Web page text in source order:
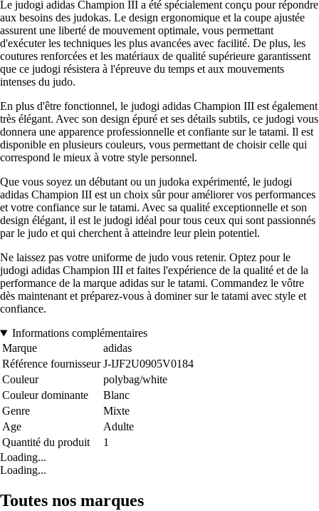
Le judogi adidas Champion III a été spécialement conçu pour répondre
aux besoins des judokas. Le design ergonomique et la coupe ajustée
assurent une liberté de mouvement optimale, vous permettant
d'exécuter les techniques les plus avancées avec facilité. De plus, les
coutures renforcées et les matériaux de qualité supérieure garantissent
que ce judogi résistera à l'épreuve du temps et aux mouvements
intenses du judo.
En plus d'être fonctionnel, le judogi adidas Champion III est également
très élégant. Avec son design épuré et ses détails subtils, ce judogi vous
donnera une apparence professionnelle et confiante sur le tatami. Il est
disponible en plusieurs couleurs, vous permettant de choisir celle qui
correspond le mieux à votre style personnel.
Que vous soyez un débutant ou un judoka expérimenté, le judogi
adidas Champion III est un choix sûr pour améliorer vos performances
et votre confiance sur le tatami. Avec sa qualité exceptionnelle et son
design élégant, il est le judogi idéal pour tous ceux qui sont passionnés
par le judo et qui cherchent à atteindre leur plein potentiel.
Ne laissez pas votre uniforme de judo vous retenir. Optez pour le
judogi adidas Champion III et faites l'expérience de la qualité et de la
performance de la marque adidas sur le tatami. Commandez le vôtre
dès maintenant et préparez-vous à dominer sur le tatami avec style et
confiance.
Informations complémentaires
Marque
adidas
Référence fournisseur J-IJF2U0905V0184
Couleur
polybag/white
Couleur dominante
Blanc
Genre
Mixte
Age
Adulte
Quantité du produit
1
Loading...
Loading...
Toutes nos marques